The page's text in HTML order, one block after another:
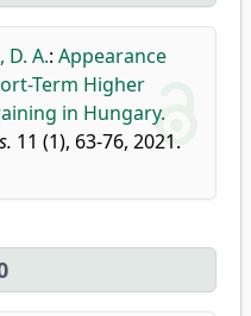
D. A.: Appearance
Term Higher
in Hungary.
11 (1), 63-76, 2021.